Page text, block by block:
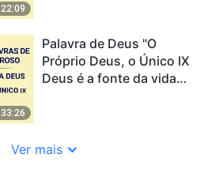
22:09
33:26
Palavra de Deus "O
Próprio Deus, o Único IX
Deus é a fonte da vida
Ver mais